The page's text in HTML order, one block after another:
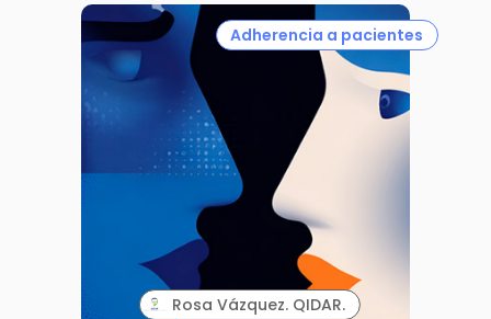
Adherencia a pacientes
Rosa Vázquez. QIDAR.